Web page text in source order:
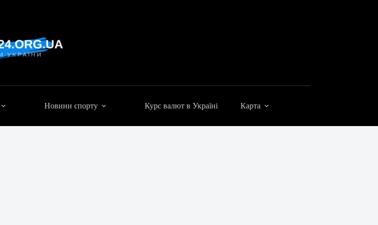
Новини спорту Курс валют в Україні Карта